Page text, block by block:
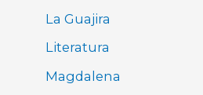
La Guajira
Literatura
Magdalena